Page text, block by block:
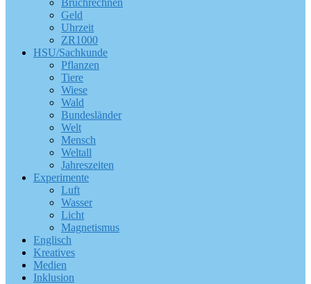
Bruchrechnen
Geld
Uhrzeit
ZR1000
HSU/Sachkunde
Pflanzen
Tiere
Wiese
Wald
Bundesländer
Welt
Mensch
Weltall
Jahreszeiten
Experimente
Luft
Wasser
Licht
Magnetismus
Englisch
Kreatives
Medien
Inklusion